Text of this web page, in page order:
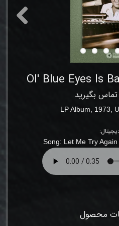
Ol' Blue Eyes Is
بگیرید
LPAlbum, 1973
Song: Let Me Try
محصول